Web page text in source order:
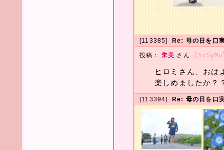
[113385] Re: 母の日を口
投稿： 朱美 さん
ヒロミさん、おは
楽しめましたか？
[113394] Re: 母の日を口